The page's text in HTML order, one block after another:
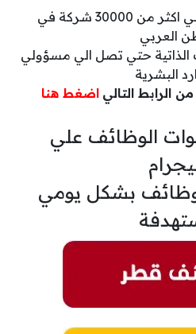
ارسل سيرتك الذاتية الي اكثر من 30000 شركة في
العربي
حتي تصل الي مسؤولي
البشرية
الرابط التالي اضغط هنا
الوظائف علي
وظائف بشكل يومي